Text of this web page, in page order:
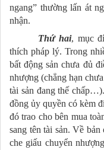
ngang” thường lấn át
nhận.
Thứ hai, mục
thích pháp lý. Trong
bất động sản chưa đủ
nhượng (chẳng hạn
tài sản đang thế
đồng ủy quyền có kèm
đó trao cho bên mua
sang tên tài sản. Về
che giấu chuyển